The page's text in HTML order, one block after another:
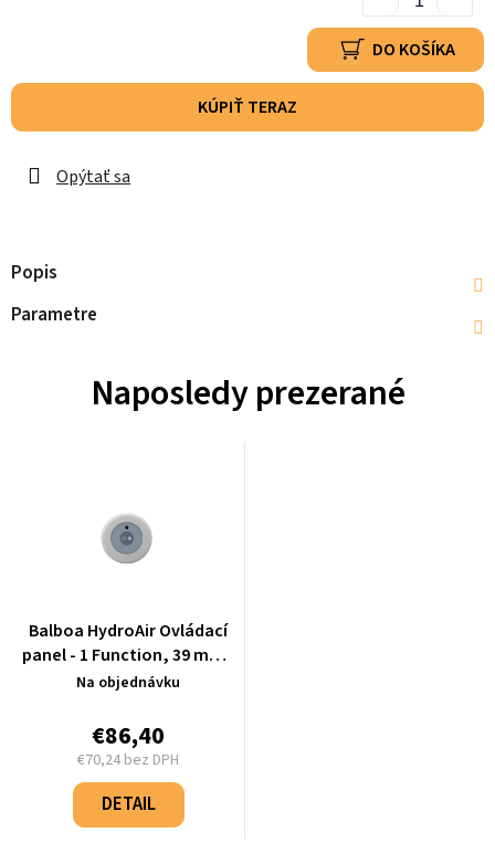
DO KOŠÍKA
KÚPIŤ TERAZ
Opýtať sa
Popis
Parametre
Naposledy prezerané
Balboa HydroAir Ovládací
panel - 1 Function, 39 mm -
ON/OFF - 23-3727
Na objednávku
€86,40
€70,24 bez DPH
Jednotková
cena:
DETAIL